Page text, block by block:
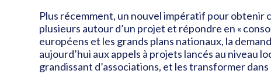
Plus récemment, un nouvel impératif pour obtenir
plusieurs autour d’un projet et répondre en «
européens et les grands plans nationaux, la
aujourd’hui aux appels à projets lancés au niveau
grandissant d’associations, et les transformer